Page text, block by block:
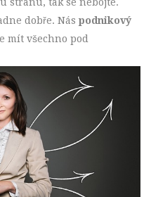
stranu, tak se nebojte.
dobře. Nás podnikový
mít všechno pod